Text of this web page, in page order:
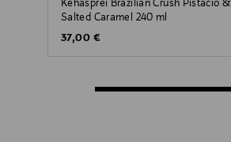
Kehasprei Brazilian Crush Pistacio &
Salted Caramel 240 ml
Original Price
37,00 €